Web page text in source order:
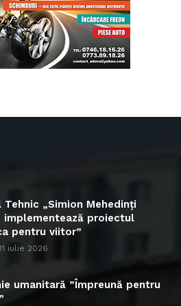
Tehnic „Simion Mehedinți
implementează proiectul
pentru viitor”
iulie 2026
umanitară ”Împreună pentru